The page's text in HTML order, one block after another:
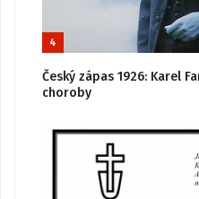
4
Český zápas 1926: Karel
choroby